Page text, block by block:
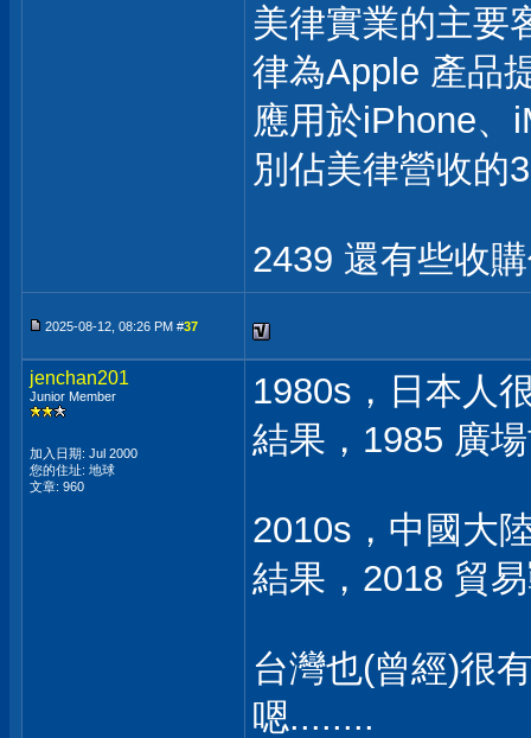
美律實業的主要
律為Apple 產品
應用於iPhone、
別佔美律營收的
2439 還有些收
2025-08-12, 08:26 PM #37
jenchan201
Junior Member
加入日期: Jul 2000
您的住址: 地球
文章: 960
1980s，日本人
結果，1985 廣
2010s，中國大
結果，2018 貿
台灣也(曾經)很
嗯........